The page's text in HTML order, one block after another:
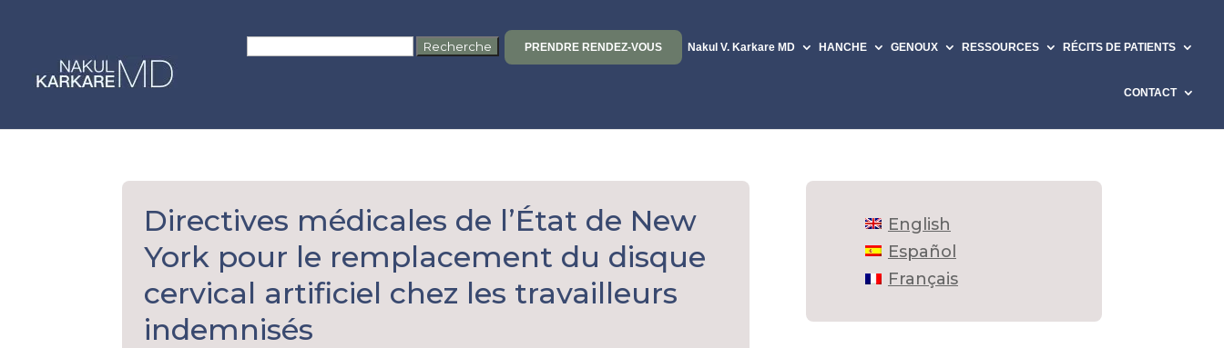
for:
PRENDRE RENDEZ-VOUS Nakul V. Karkare MD HANCHE GENOUX RESSOURCES RÉCITS DE PATIENTS
CONTACT
Directives médicales de l’État de New
York pour le remplacement du disque
cervical artificiel chez les travailleurs
indemnisés
English
Español
Français